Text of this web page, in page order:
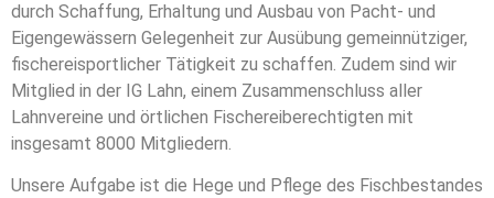
durch Schaffung, Erhaltung und Ausbau von Pacht- und
Eigengewässern Gelegenheit zur Ausübung gemeinnütziger,
fischereisportlicher Tätigkeit zu schaffen. Zudem sind wir
Mitglied in der IG Lahn, einem Zusammenschluss aller
Lahnvereine und örtlichen Fischereiberechtigten mit
insgesamt 8000 Mitgliedern.
Unsere Aufgabe ist die Hege und Pflege des Fischbestandes